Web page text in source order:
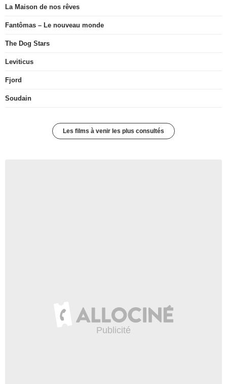
La Maison de nos rêves
Fantômas – Le nouveau monde
The Dog Stars
Leviticus
Fjord
Soudain
Les films à venir les plus consultés